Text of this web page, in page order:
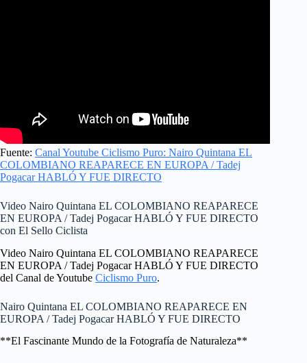
Fuente: Canal Youtube Ciclismo Puro: Nairo Quintana EL
COLOMBIANO REAPARECE EN EUROPA / Tadej
Pogacar HABLÓ Y FUE DIRECTO
Video Nairo Quintana EL COLOMBIANO REAPARECE
EN EUROPA / Tadej Pogacar HABLÓ Y FUE DIRECTO
con El Sello Ciclista
Video Nairo Quintana EL COLOMBIANO REAPARECE
EN EUROPA / Tadej Pogacar HABLÓ Y FUE DIRECTO
del Canal de Youtube Ciclismo Puro.
Nairo Quintana EL COLOMBIANO REAPARECE EN
EUROPA / Tadej Pogacar HABLÓ Y FUE DIRECTO
**El Fascinante Mundo de la Fotografía de Naturaleza**